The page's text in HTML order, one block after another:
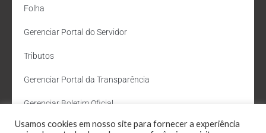
Folha
Gerenciar Portal do Servidor
Tributos
Gerenciar Portal da Transparência
Gerenciar Boletim Oficial
Departamento de Água e Esgoto
Usamos cookies em nosso site para fornecer a experiência